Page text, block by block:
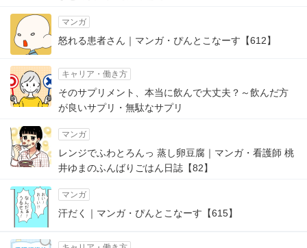
マンガ
怒れる患者さん｜マンガ・ぴんとこなーす【612】
キャリア・働き方
そのサプリメント、本当に飲んで大丈夫？～飲んだ方
が良いサプリ・無駄なサプリ
マンガ
レンジでふわとろんっ 蒸し卵豆腐｜マンガ・看護師 桃
井ゆまのふんばりごはん日誌【82】
マンガ
汗だく｜マンガ・ぴんとこなーす【615】